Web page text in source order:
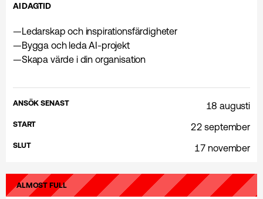
AIDAGTID
—Ledarskap och inspirationsfärdigheter
—Bygga och leda AI-projekt
—Skapa värde i din organisation
ANSÖK SENAST 18 augusti
START 22 september
SLUT 17 november
ALMOST FULL